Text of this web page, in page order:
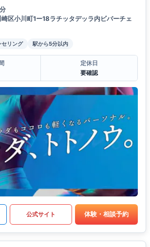
区小川町1ー18ラチッタデッラ内ビバーチェ
セリング 駅から5分以内
定休日
要確認
公式サイト 体験・相談予約